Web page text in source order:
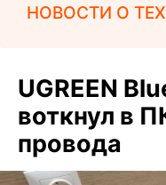
НОВОСТИ О
UGREEN
воткнул в
провода